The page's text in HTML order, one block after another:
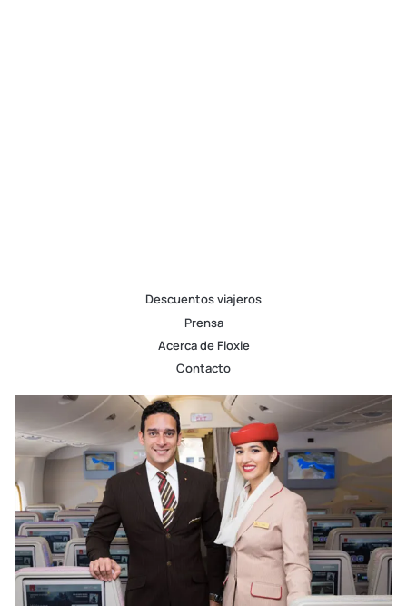
Descuentos viajeros
Prensa
Acerca de Floxie
Contacto